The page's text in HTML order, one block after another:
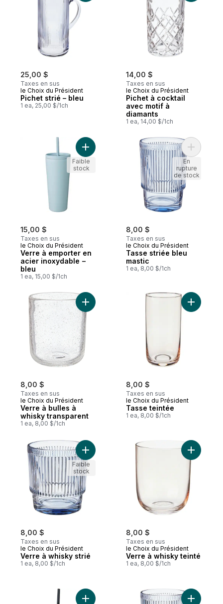
25,00 $
Taxes en sus
le Choix du Président
Pichet strié – bleu
1 ea, 25,00 $/1ch
14,00 $
Taxes en sus
le Choix du Président
Pichet à cocktail
avec motif à
diamants
1 ea, 14,00 $/1ch
15,00 $
Taxes en sus
le Choix du Président
Verre à emporter en
acier inoxydable −
bleu
1 ea, 15,00 $/1ch
Ajouter Verre à emporter en acier
Faible
stock
8,00 $
Taxes en sus
le Choix du Président
Tasse striée bleu
mastic
1 ea, 8,00 $/1ch
Ajouter
En
rupture
de stock
8,00 $
Taxes en sus
le Choix du Président
Verre à bulles à
whisky transparent
1 ea, 8,00 $/1ch
Ajouter Verre à bulles à whisky
8,00 $
Taxes en sus
le Choix du Président
Tasse teintée
1 ea, 8,00 $/1ch
Ajouter
8,00 $
Taxes en sus
le Choix du Président
Verre à whisky strié
1 ea, 8,00 $/1ch
Ajouter Verre à whisky strié au panier
Faible
stock
8,00 $
Taxes en sus
le Choix du Président
Verre à whisky teinté
1 ea, 8,00 $/1ch
Ajouter
Ajouter Verre à emporter en acierAjouter